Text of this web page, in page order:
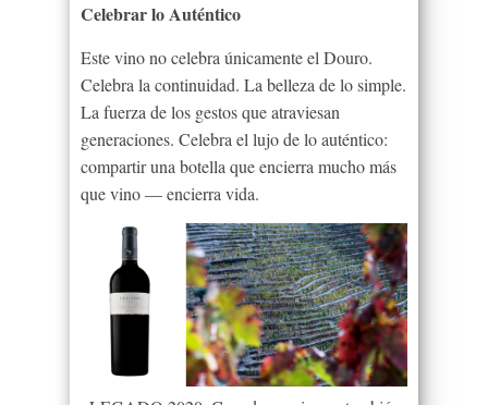
Celebrar lo Auténtico
Este vino no celebra únicamente el Douro.
Celebra la continuidad. La belleza de lo simple.
La fuerza de los gestos que atraviesan
generaciones. Celebra el lujo de lo auténtico:
compartir una botella que encierra mucho más
que vino — encierra vida.